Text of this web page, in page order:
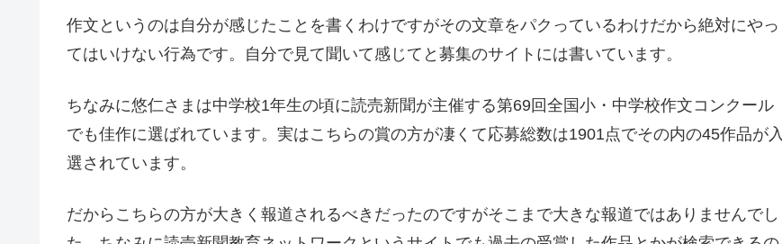
作文というのは自分が感じたことを書くわけですがその文章をパクっているわけだから絶対にやっ
てはいけない行為です。自分で見て聞いて感じてと募集のサイトには書いています。
ちなみに悠仁さまは中学校1年生の頃に読売新聞が主催する第69回全国小・中学校作文コンクール
でも佳作に選ばれています。実はこちらの賞の方が凄くて応募総数は1901点でその内の45作品が入
選されています。
だからこちらの方が大きく報道されるべきだったのですがそこまで大きな報道ではありませんでし